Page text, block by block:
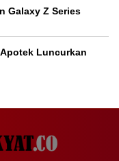
Galaxy Z Series
Luncurkan